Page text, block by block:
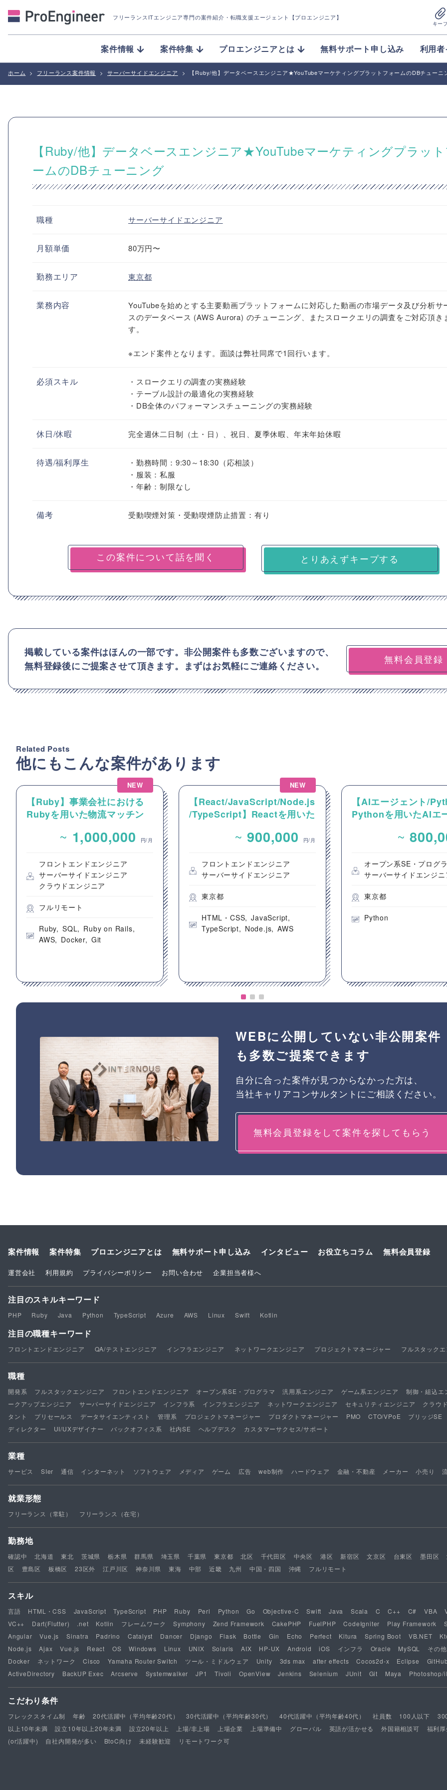
フリーランスITエンジニア専門の案件紹介 ・転職支援エージェント【プロエンジニア】
キー
案件情報 案件特集 プロエンジニアとは 無料サポート申し込み 利用
ホーム > フリーランス案件情報 > サーバーサイドエンジニア > 【Ruby/他】データベースエンジニア★YouTubeマーケティングプラットフォームのDBチューニ
【Ruby/他】データベースエンジニア★YouTubeマーケティングプラット
ームのDBチューニング
職種 サーバーサイドエンジニア
月額単価 80万円〜
勤務エリア 東京都
業務内容
YouTubeを始めとする主要動画プラットフォームに対応した動画の市場データ及び分析サ
スのデータベース (AWS Aurora) のチューニング、またスロークエリの調査をご対応頂き
す。
※エンド案件となります。面談は弊社同席で1回行います。
必須スキル
・スロークエリの調査の実務経験
・テーブル設計の最適化の実務経験
・DB全体のパフォーマンスチューニングの実務経験
休日/休暇 完全週休二日制（土・日）、祝日、夏季休暇、年末年始休暇
待遇/福利厚生
・勤務時間：9:30～18:30（応相談）
・服装：私服
・年齢：制限なし
備考 受動喫煙対策・受動喫煙防止措置：有り
とりあえずキープする
掲載している案件はほんの一部です。非公開案件も多数ございますので、
無料登録後にご提案させて頂きます。まずはお気軽にご連絡ください。
無料会員登録
Related Posts
他にもこんな案件があります
NEW
【Ruby】事業会社における
Rubyを用いた物流マッチン
エンドエンジニア募集
~ 1,000,000 円/月
フロントエンドエンジニア
サーバーサイドエンジニア
クラウドエンジニア
フルリモート
Ruby SQL
Ruby on Rails
AWS
Docker Git
NEW
【React/JavaScript/Node.js
/TypeScript】Reactを用いた
のフロントエンド開発案件
~ 900,000 円/月
フロントエンドエンジニア
サーバーサイドエンジニア
東京都
HTML・CSS
JavaScript
TypeScript
Node.js AWS
【AIエージェント/
Pythonを用いたAIエ
~
オープン系SE・プログ
サーバーサイドエンジニ
東京都
Python
WEBに公開していない非公開案件
も多数ご提案できます
自分に合った案件が見つからなかった方は、
当社キャリアコンサルタントにご相談ください。
無料会員登録をして案件を探してもらう
案件情報 案件特集 プロエンジニアとは 無料サポート申し込み インタビュー お役立ちコラム 無料会員登録
運営会社 利用規約 プライバシーポリシー お問い合わせ 企業担当者様へ
注目のスキルキーワード
PHP Ruby Java Python TypeScript Azure AWS Linux Swift Kotlin
注目の職種キーワード
フロントエンドエンジニア QA/テストエンジニア インフラエンジニア ネットワークエンジニア プロジェクトマネージャー フルスタック
職種
開発系 フルスタックエンジニア フロントエンドエンジニア オープン系SE・プログラマ 汎用系エンジニア ゲーム系エンジニア 制御・組込エ
ークアップエンジニア
サーバーサイドエンジニア インフラ系 インフラエンジニア ネットワークエンジニア セキュリティエンジニア クラウ
タント
プリセールス データサイエンティスト 管理系 プロジェクトマネージャー プロダクトマネージャー PMO CTO/VPoE ブリッジSE
ディレクター
UI/UXデザイナー バックオフィス系 社内SE ヘルプデスク カスタマーサクセス/サポート
業種
サービス SIer 通信 インターネット ソフトウェア メディア ゲーム 広告 web制作 ハードウェア 金融・不動産 メーカー 小売り
就業形態
フリーランス（常駐） フリーランス（在宅）
勤務地
確認中 北海道 東北 茨城県 栃木県 群馬県 埼玉県 千葉県 東京都 北区 千代田区 中央区 港区 新宿区 文京区 台東区 墨田区
区
豊島区 板橋区 23区外 江戸川区 神奈川県 東海 中部 近畿 九州 中国・四国 沖縄 フルリモート
スキル
言語 HTML・CSS JavaScript TypeScript PHP Ruby Perl Python Go Objective-C Swift Java Scala C C++ C# VBA
VC++
Dart(Flutter) .net Kotlin フレームワーク Symphony Zend Framework CakePHP FuelPHP CodeIgniter Play Framework
Angular
Vue.js Sinatra Padrino Catalyst Dancer Django Flask Bottle Gin Echo Perfect Kitura Spring Boot VB.NET
Node.js
Ajax Vue.js React OS Windows Linux UNIX Solaris AIX HP-UX Android iOS インフラ Oracle MySQL その他
Docker
ネットワーク Cisco Yamaha Router Switch ツール・ミドルウェア Unity 3ds max after effects Cocos2d-x Eclipse
ActiveDirectory
BackUP Exec Arcserve Systemwalker JP1 Tivoli OpenView Jenkins Selenium JUnit Git Maya Photoshop/
こだわり条件
フレックスタイム制 年齢 20代活躍中（平均年齢20代） 30代活躍中（平均年齢30代） 40代活躍中（平均年齢40代） 社員数 100人以下
以上10年未満
設立10年以上20年未満 設立20年以上 上場/非上場 上場企業 上場準備中 グローバル 英語が活かせる 外国籍相談可 福利厚
(or活躍中)
自社内開発が多い BtoC向け 未経験歓迎 リモートワーク可